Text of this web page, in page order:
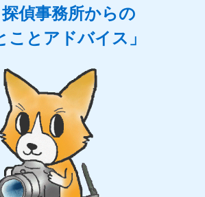
偵事務所からの
ことアドバイス」